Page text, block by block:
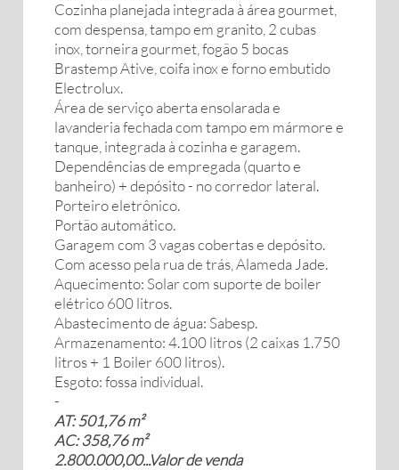
Cozinha planejada integrada à área gourmet,
com despensa, tampo em granito, 2 cubas
inox, torneira gourmet, fogão 5 bocas
Brastemp Ative, coifa inox e forno embutido
Electrolux.
Área de serviço aberta ensolarada e
lavanderia fechada com tampo em mármore e
tanque, integrada à cozinha e garagem.
Dependências de empregada (quarto e
banheiro) + depósito - no corredor lateral.
Porteiro eletrônico.
Portão automático.
Garagem com 3 vagas cobertas e depósito.
Com acesso pela rua de trás, Alameda Jade.
Aquecimento: Solar com suporte de boiler
elétrico 600 litros.
Abastecimento de água: Sabesp.
Armazenamento: 4.100 litros (2 caixas 1.750
litros + 1 Boiler 600 litros).
Esgoto: fossa individual.
-
AT: 501,76 m²
AC: 358,76 m²
2.800.000,00...Valor de venda